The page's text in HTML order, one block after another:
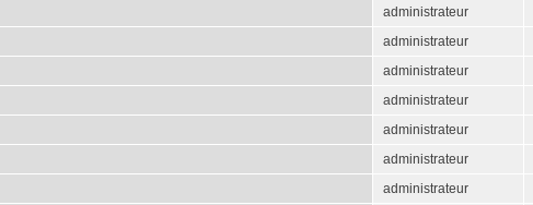
administrateur
administrateur
administrateur
administrateur
administrateur
administrateur
administrateur